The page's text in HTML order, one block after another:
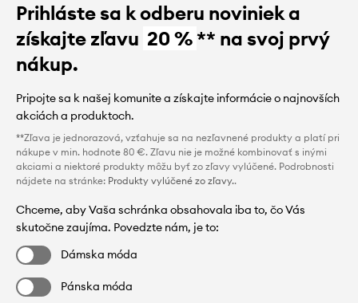
Prihláste sa k odberu noviniek a
získajte zľavu 20 %** na svoj prvý
nákup.
Pripojte sa k našej komunite a získajte informácie o najnovších
akciách a produktoch.
**Zľava je jednorazová, vzťahuje sa na nezľavnené produkty a platí pri
nákupe v min. hodnote 80 €. Zľavu nie je možné kombinovať s inými
akciami a niektoré produkty môžu byť zo zľavy vylúčené. Podrobnosti
nájdete na stránke: Produkty vylúčené zo zľavy..
Chceme, aby Vaša schránka obsahovala iba to, čo Vás
skutočne zaujíma. Povedzte nám, je to:
Dámska móda
Pánska móda